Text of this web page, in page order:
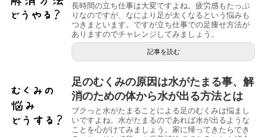
長時間の立ち仕事は大変ですよね。疲労感もたっぷ
りなのですが、なにより足が太くなるという悩みも
つきまといます。ですが立ち仕事での足痩せ方法が
ありますのでチャレンジしてみましょう。
記事を読む
足のむくみの原因は水がたまる事、解
消のための体から水が出る方法とは
ブクっと水がたまることによる足のむくみは悩まし
いですよね。水がたまるのであれば水が出るような
ことを心がけてみましょう。家に帰ってきたらでき